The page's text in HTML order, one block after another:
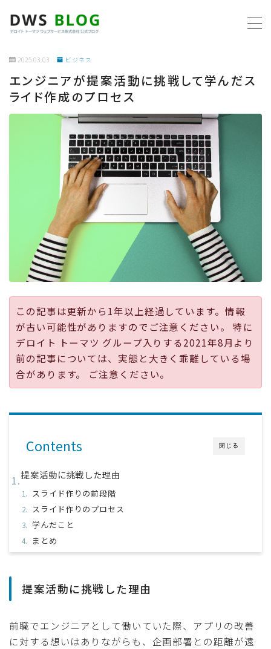
ホーム
AWS
プログラミング
リモートワーク
社内制度
採用
公式ページ
2025.03.03 ビジネス
エンジニアが提案活動に挑戦して学んだス
ライド作成のプロセス
この記事は更新から1年以上経過しています。情報
が古い可能性がありますのでご注意ください。 特に
デロイト トーマツ グループ入りする2021年8月より
前の記事については、実態と大きく乖離している場
合があります。 ご注意ください。
閉じる
Contents
提案活動に挑戦した理由
スライド作りの前段階
スライド作りのプロセス
学んだこと
まとめ
提案活動に挑戦した理由
前職でエンジニアとして働いていた際、アプリの改善
に対する想いはありながらも、企画部署との距離が遠